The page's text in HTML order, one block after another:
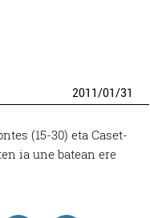
2011/01/31
(15-30) eta Caset-
ia une batean ere